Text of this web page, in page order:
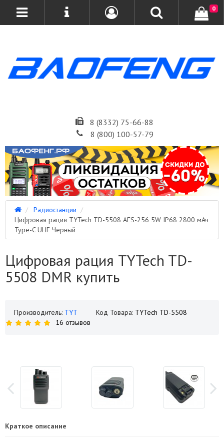
8 (8332) 75-66-88
8 (800) 100-57-79
0
Радиостанции
Цифровая рация TYTech TD-5508 AES-256 5W IP68 2800 мАч
Type-C UHF Черный
Цифровая рация TYTech TD-
5508 DMR купить
Производитель: TYT Код Товара: TYTech TD-5508
16 отзывов
Краткое описание